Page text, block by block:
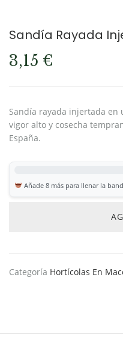
Sandía Rayada
3,15 €
Sandía rayada injertada en
vigor alto y cosecha
España.
Añade 8 más para llenar la
Categoría Hortícolas En